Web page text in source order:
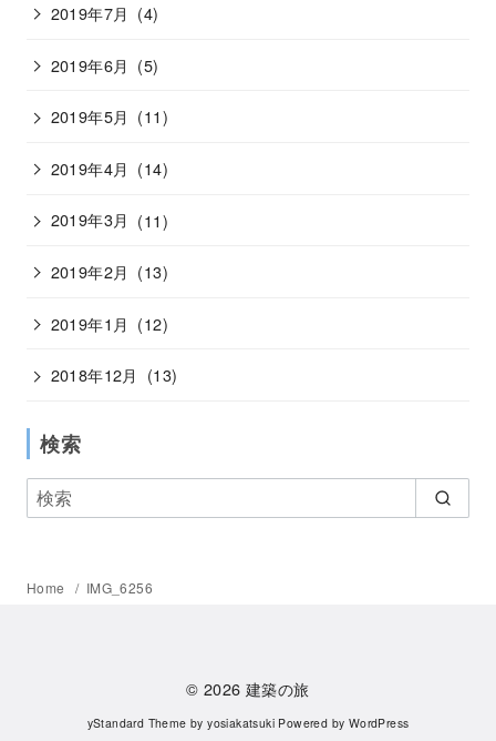
2019年7月 (4)
2019年6月 (5)
2019年5月 (11)
2019年4月 (14)
2019年3月 (11)
2019年2月 (13)
2019年1月 (12)
2018年12月 (13)
検索
Home IMG_6256
© 2026建築の旅
yStandard Theme byyosiakatsuki Powered by WordPress